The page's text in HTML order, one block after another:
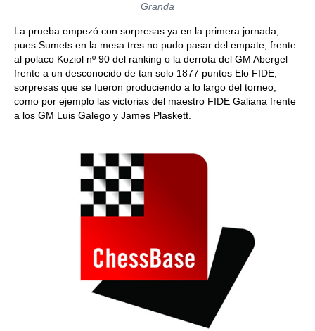
Granda
La prueba empezó con sorpresas ya en la primera jornada,
pues Sumets en la mesa tres no pudo pasar del empate, frente
al polaco Koziol nº 90 del ranking o la derrota del GM Abergel
frente a un desconocido de tan solo 1877 puntos Elo FIDE,
sorpresas que se fueron produciendo a lo largo del torneo,
como por ejemplo las victorias del maestro FIDE Galiana frente
a los GM Luis Galego y James Plaskett.